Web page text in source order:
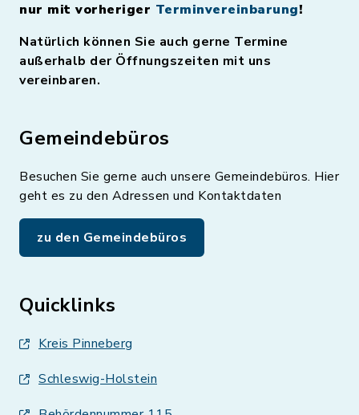
nur mit vorheriger Terminvereinbarung!
Natürlich können Sie auch gerne Termine
außerhalb der Öffnungszeiten mit uns
vereinbaren.
Gemeindebüros
Besuchen Sie gerne auch unsere Gemeindebüros. Hier
geht es zu den Adressen und Kontaktdaten
zu den Gemeindebüros
Quicklinks
Kreis Pinneberg
Schleswig-Holstein